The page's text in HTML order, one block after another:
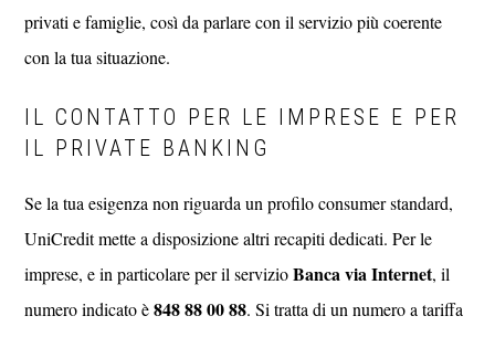
privati e famiglie, così da parlare con il servizio più coerente
con la tua situazione.
IL CONTATTO PER LE IMPRESE E PER
IL PRIVATE BANKING
Se la tua esigenza non riguarda un profilo consumer standard,
UniCredit mette a disposizione altri recapiti dedicati. Per le
imprese, e in particolare per il servizioBanca via Internet, il
numero indicato è848 88 00 88. Si tratta di un numero a tariffa